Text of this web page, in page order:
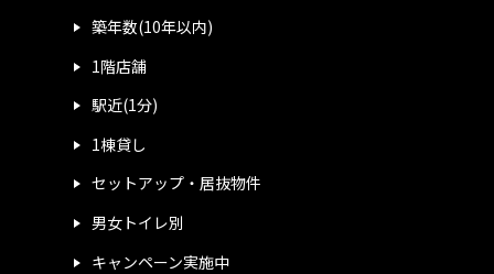
築年数(10年以内)
1階店舗
駅近(1分)
1棟貸し
セットアップ・居抜物件
男女トイレ別
キャンペーン実施中